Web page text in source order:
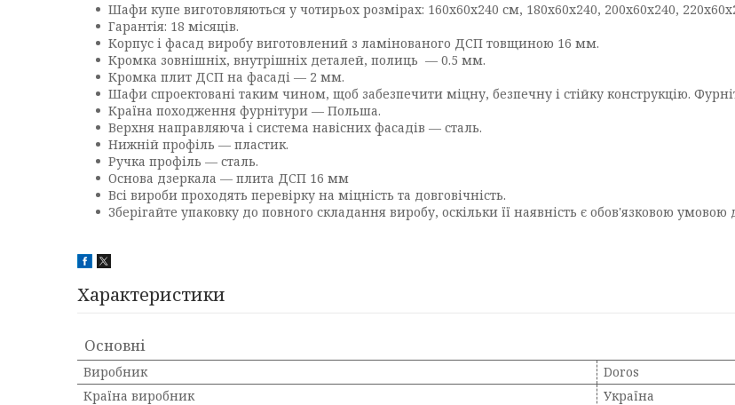
Шафи купе виготовляються у чотирьох розмірах: 160х60х240 см, 180х60х240, 200х60х240,
Гарантія: 18 місяців.
Корпус і фасад виробу виготовлений з ламінованого ДСП товщиною 16 мм.
Кромка зовнішніх, внутрішніх деталей, полиць — 0.5 мм.
Кромка плит ДСП на фасаді — 2 мм.
Шафи спроектовані таким чином, щоб забезпечити міцну, безпечну і стійку конструкцію.
Країна походження фурнітури — Польша.
Верхня направляюча і система навісних фасадів — сталь.
Нижній профіль — пластик.
Ручка профіль — сталь.
Основа дзеркала — плита ДСП 16 мм
Всі вироби проходять перевірку на міцність та довговічність.
Зберігайте упаковку до повного складання виробу, оскільки її наявність є обов'язковою
Характеристики
Основні
Виробник
Doros
Країна виробник
Україна